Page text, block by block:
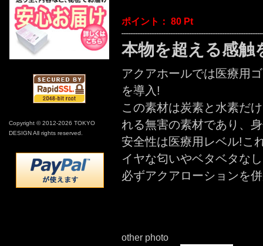
Copyright © 2012-2026 TOKYO
DESIGN All rights reserved.
ポイント： 80 Pt
本物を超える感触
アクアホールでは医療用
を導入!
この素材は炭素と水素だ
れる無害の素材であり、
安全性は医療用レベル!こ
イヤな匂いやベタベタな
必ずアクアローションを
other photo